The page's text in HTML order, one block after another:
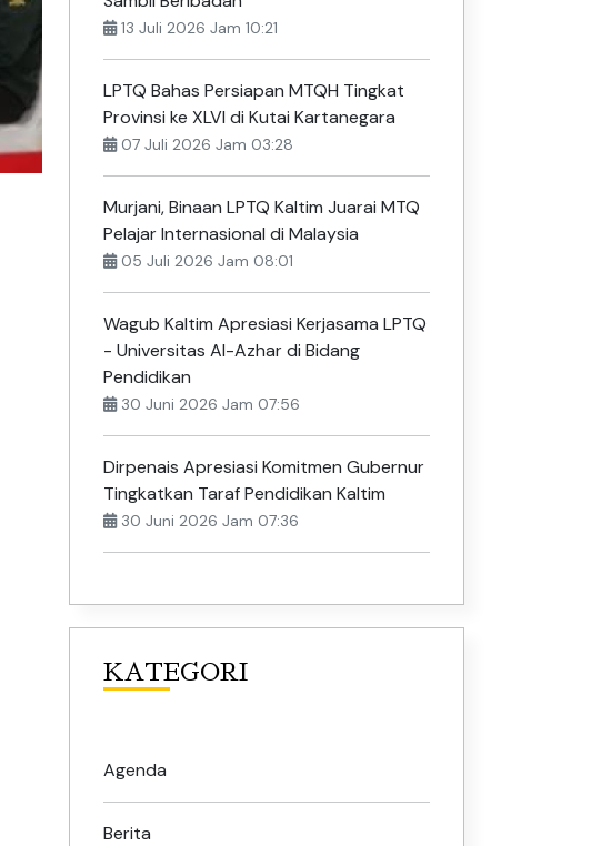
13 Juli 2026 Jam 10:21
LPTQ Bahas Persiapan MTQH Tingkat
Provinsi ke XLVI di Kutai Kartanegara
07 Juli 2026 Jam 03:28
Murjani, Binaan LPTQ Kaltim Juarai MTQ
Pelajar Internasional di Malaysia
05 Juli 2026 Jam 08:01
Wagub Kaltim Apresiasi Kerjasama LPTQ
- Universitas Al-Azhar di Bidang
Pendidikan
30 Juni 2026 Jam 07:56
Dirpenais Apresiasi Komitmen Gubernur
Tingkatkan Taraf Pendidikan Kaltim
30 Juni 2026 Jam 07:36
KATEGORI
Agenda
Berita